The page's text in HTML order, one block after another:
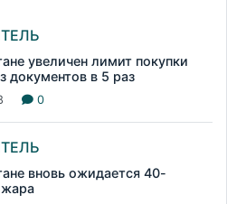
увеличен лимит покупки
документов в 5 раз
0
вновь ожидается 40-
жара